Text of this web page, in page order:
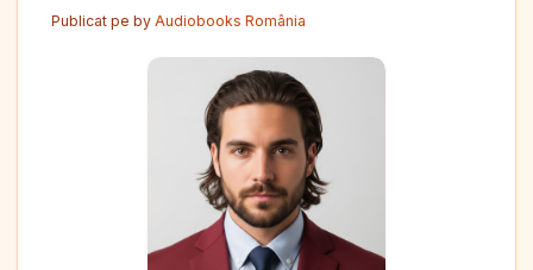
Publicat pe by Audiobooks România